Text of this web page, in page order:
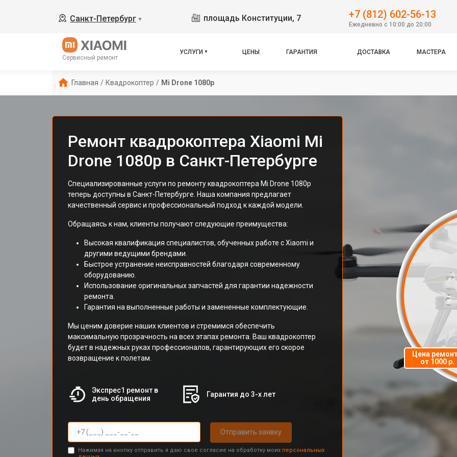
Санкт-Петербург ▼ площадь Конституции, 7 +7 (812) 602-56-13
Ежедневно с 10:00 до 20:00
Сервисный ремонт
УСЛУГИ ЦЕНЫ ГАРАНТИЯ ДОСТАВКА МАСТЕРА
Главная / Квадрокоптер / Mi Drone 1080p
Ремонт квадрокоптера Xiaomi Mi
Drone 1080p в Санкт-Петербурге
Специализированные услуги по ремонту квадрокоптера Mi Drone 1080p
теперь доступны в Санкт-Петербурге. Наша компания предлагает
качественный сервис и профессиональный подход к каждой модели.
Обращаясь к нам, клиенты получают следующие преимущества:
Высокая квалификация специалистов, обученных работе с Xiaomi и
другими ведущими брендами.
Быстрое устранение неисправностей благодаря современному
оборудованию.
Использование оригинальных запчастей для гарантии надежности
ремонта.
Гарантия на выполненные работы и замененные комплектующие.
Мы ценим доверие наших клиентов и стремимся обеспечить
максимальную прозрачность на всех этапах ремонта. Ваш квадрокоптер
будет в надежных руках профессионалов, гарантирующих его скорое
возвращение к полетам.
Экспрес1 ремонт в
день обращения
Гарантия до 3-х лет
Отправить заявку
Нажимая на кнопку отправить я даю свое согласие на обработку моих персональных
Цена
от 1000 р.